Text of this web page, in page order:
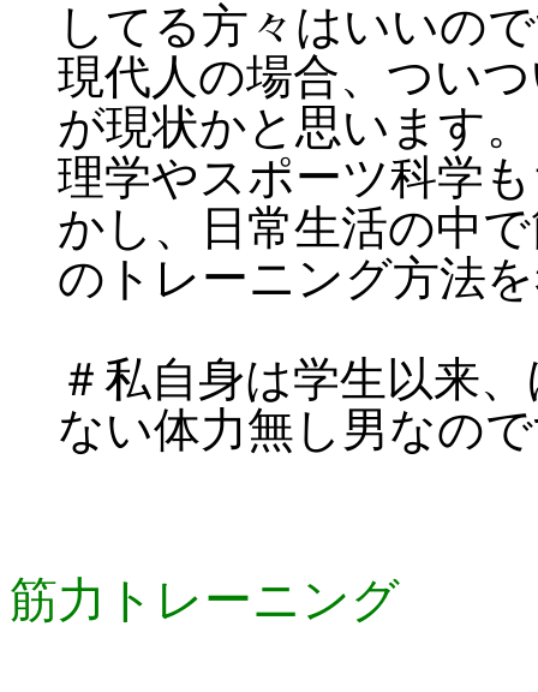
してる方々はいいの
現代人の場合、つい
が現状かと思います
理学やスポーツ科学
かし、日常生活の中
のトレーニング方法
＃私自身は学生以来
ない体力無し男なの
筋力トレーニング